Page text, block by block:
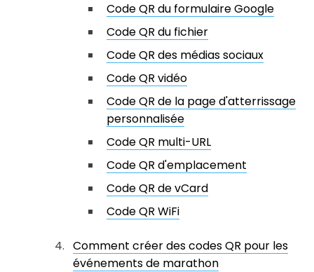
Code QR du formulaire Google
Code QR du fichier
Code QR des médias sociaux
Code QR vidéo
Code QR de la page d'atterrissage
personnalisée
Code QR multi-URL
Code QR d'emplacement
Code QR de vCard
Code QR WiFi
Comment créer des codes QR pour les
événements de marathon